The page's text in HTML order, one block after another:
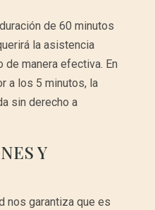
de 60 minutos
la asistencia
de manera efectiva. En
a los 5 minutos, la
sin derecho a
Y
nos garantiza que es